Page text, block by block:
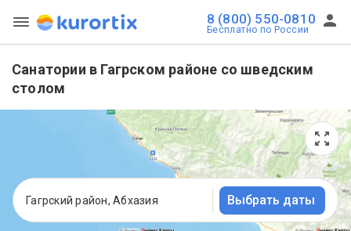
8 (800) 550-0810
Бесплатно по России
Санатории в Гагрском районе со шведским
столом
Гагрский район, Абхазия Выбрать даты